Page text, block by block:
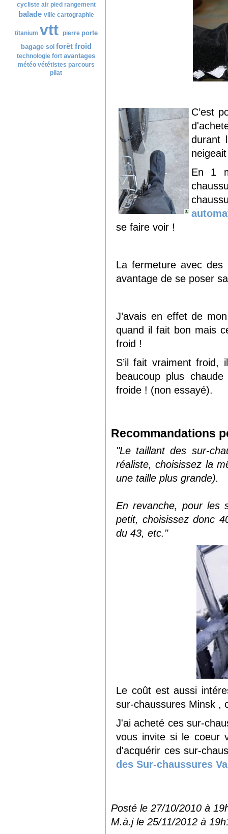
cycliste air pied rangement
balade ville cartographie
titanium vtt pierre porte
bagage sol forêt froid
technologie fort avantages
météo vététistes parcours
pilat
C’est
durant
En 1
se faire voir !
La fermeture avec des
avantage de se poser
J’avais en effet de
quand il fait bon mais
froid !
S’il fait vraiment
beaucoup plus
froide ! (non essayé).
Recommandations
"Le taillant des sur-
réaliste, choisissez la
une taille plus grande).
En revanche, pour les
petit, choisissez donc
du 43, etc."
Le coût est aussi
sur-chaussures Minsk ,
J'ai acheté ces sur-
vous invite si le coeur
d'acquérir ces sur-
des Sur-chaussures
Posté le 27/10/2010 à
M.à.j le 25/11/2012 à